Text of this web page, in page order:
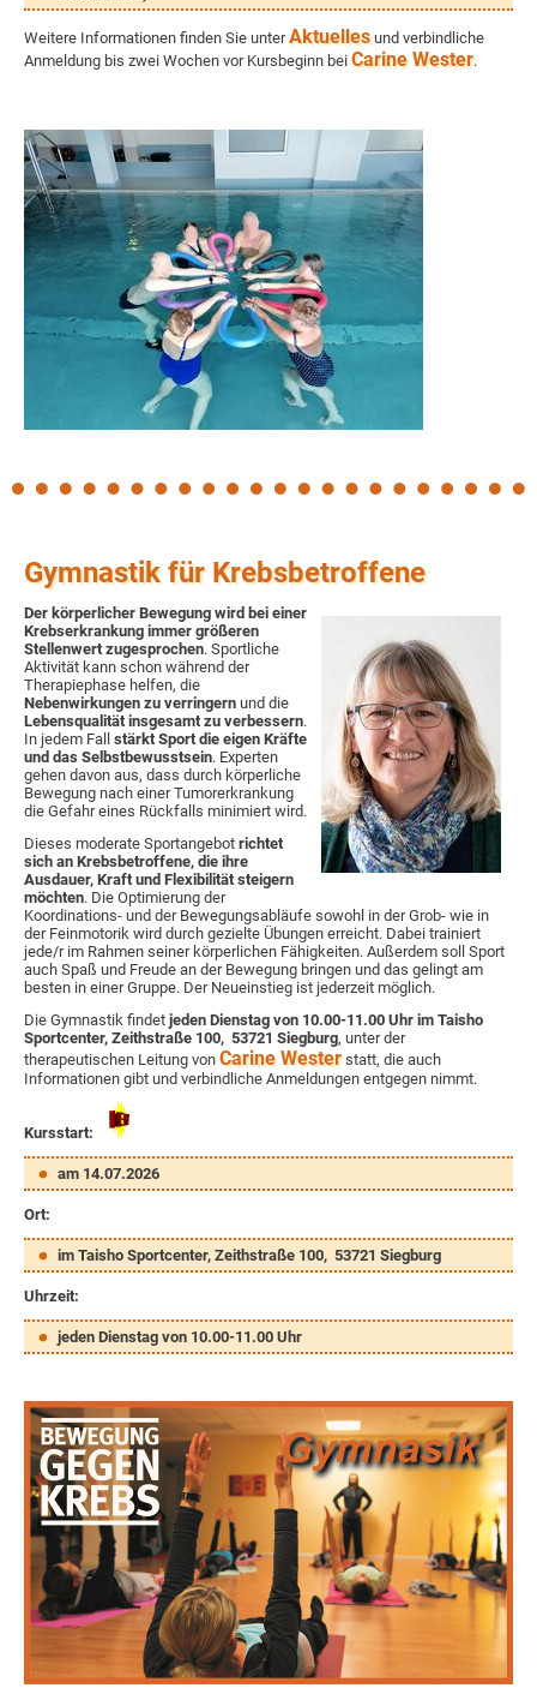
Weitere Informationen finden Sie unterAktuellesund verbindliche
Anmeldung bis zwei Wochen vor Kursbeginn bei Carine Wester.
Gymnastik für Krebsbetroffene
Der körperlicher Bewegung wird bei einer
Krebserkrankung immer größeren
Stellenwert zugesprochen. Sportliche
Aktivität kann schon während der
Therapiephase helfen, die
Nebenwirkungen zu verringern und die
Lebensqualität insgesamt zu verbessern.
In jedem Fall stärkt Sport die eigen Kräfte
und das Selbstbewusstsein. Experten
gehen davon aus, dass durch körperliche
Bewegung nach einer Tumorerkrankung
die Gefahr eines Rückfalls minimiert wird.
Dieses moderate Sportangebot richtet
sich an Krebsbetroffene, die ihre
Ausdauer, Kraft und Flexibilität steigern
möchten. Die Optimierung der
Koordinations- und der Bewegungsabläufe sowohl in der Grob- wie in
der Feinmotorik wird durch gezielte Übungen erreicht. Dabei trainiert
jede/r im Rahmen seiner körperlichen Fähigkeiten. Außerdem soll Sport
auch Spaß und Freude an der Bewegung bringen und das gelingt am
besten in einer Gruppe. Der Neueinstieg ist jederzeit möglich.
Die Gymnastik findet jeden Dienstag von 10.00-11.00 Uhr im Taisho
Sportcenter, Zeithstraße 100, 53721 Siegburg, unter der
therapeutischen Leitung von Carine Westerstatt, die auch
Informationen gibt und verbindliche Anmeldungen entgegen nimmt.
Kursstart:
am 14.07.2026
Ort:
im Taisho Sportcenter, Zeithstraße 100, 53721 Siegburg
Uhrzeit:
jeden Dienstag von 10.00-11.00 Uhr